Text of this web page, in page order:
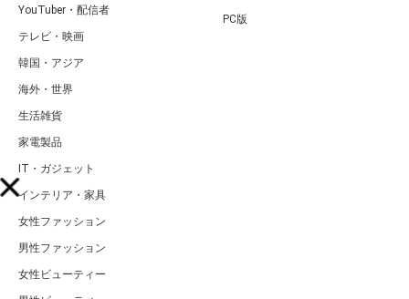
YouTuber・配信者
テレビ・映画
韓国・アジア
海外・世界
生活雑貨
家電製品
IT・ガジェット
インテリア・家具
女性ファッション
男性ファッション
女性ビューティー
PC版